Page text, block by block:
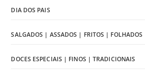
DIA DOS PAIS
SALGADOS | ASSADOS | FRITOS | FOLHADOS
DOCES ESPECIAIS | FINOS | TRADICIONAIS